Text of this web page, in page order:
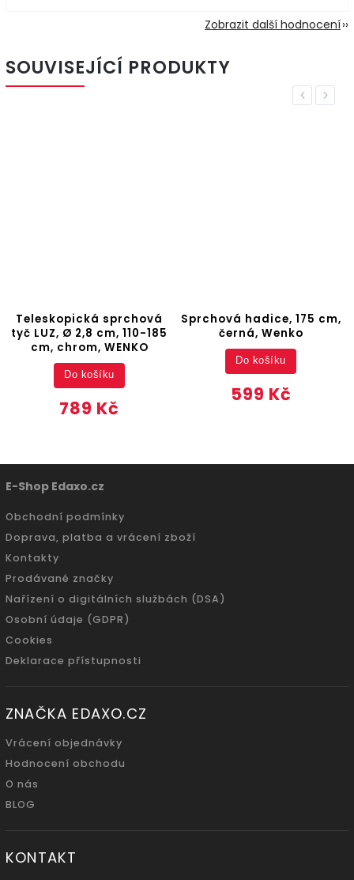
Zobrazit další hodnocení
SOUVISEJÍCÍ PRODUKTY
Previous
Teleskopická sprchová
tyč LUZ, Ø 2,8 cm, 110-185
cm, chrom, WENKO
789 Kč
Do košíku
Sprchová hadice, 175 cm,
černá, Wenko
599 Kč
Do košíku
Next
E-Shop Edaxo.cz
Obchodní podmínky
Doprava, platba a vrácení zboží
Kontakty
Prodávané značky
Nařízení o digitálních službách (DSA)
Osobní údaje (GDPR)
Cookies
Deklarace přístupnosti
ZNAČKA EDAXO.CZ
Vrácení objednávky
Hodnocení obchodu
O nás
BLOG
KONTAKT